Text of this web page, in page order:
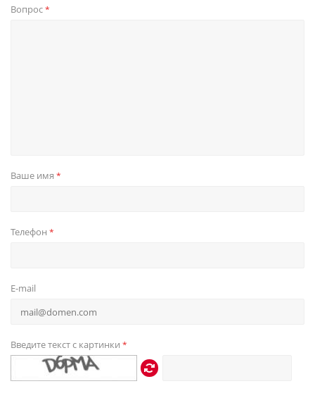
Вопрос*
Ваше имя *
Телефон *
E-mail
Введите текст с картинки *